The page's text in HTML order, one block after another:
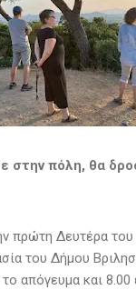
πόλη, θα
Δευτέρα του
του Δήμου
απόγευμα και